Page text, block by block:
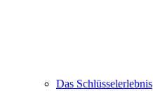
Das Schlüsselerlebnis